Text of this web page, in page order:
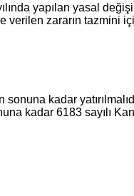
yapılan yasal
zararın tazmini
kadar
kadar 6183 sayılı